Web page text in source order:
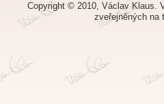
Copyright © 2010, Václav Klaus.
zveřejněných na